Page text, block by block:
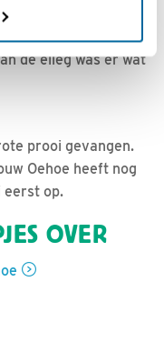
terug naar vorige
de beschikking over
de eileg was er wat
prooi gevangen.
Oehoe heeft nog
eerst op.
OVER